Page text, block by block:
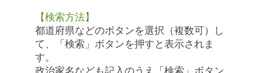
【検索方法】
都道府県などのボタンを選択（複数可）し
て、「検索」ボタンを押すと表示されま
す。